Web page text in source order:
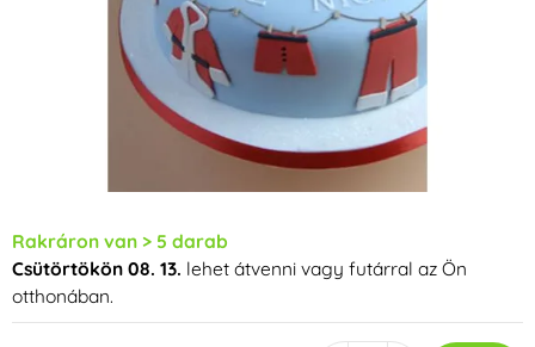
Rakráron van > 5 darab
Csütörtökön 08. 13. lehet átvenni vagy futárral az Ön
otthonában.